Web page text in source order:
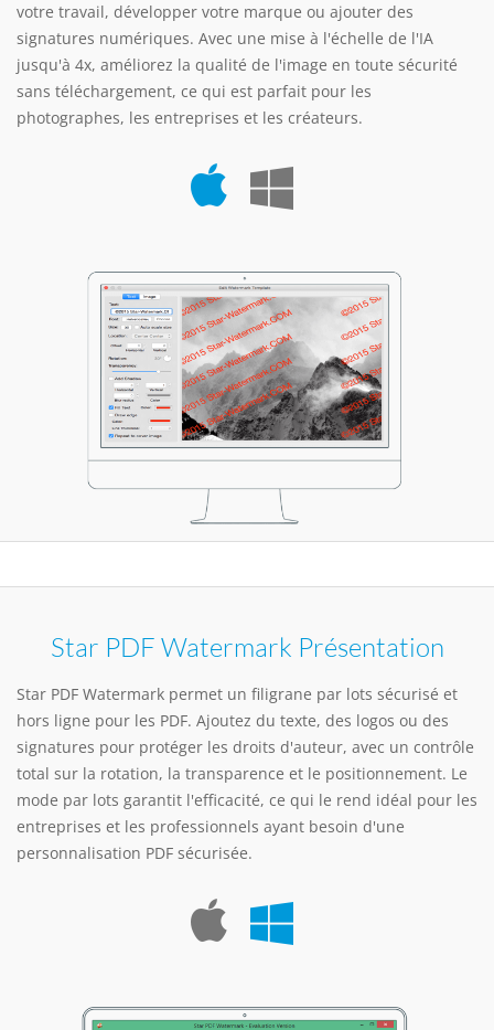
votre travail, développer votre marque ou ajouter des
signatures numériques. Avec une mise à l'échelle de l'IA
jusqu'à 4x, améliorez la qualité de l'image en toute sécurité
sans téléchargement, ce qui est parfait pour les
photographes, les entreprises et les créateurs.
Star PDF Watermark Présentation
Star PDF Watermark permet un filigrane par lots sécurisé et
hors ligne pour les PDF. Ajoutez du texte, des logos ou des
signatures pour protéger les droits d'auteur, avec un contrôle
total sur la rotation, la transparence et le positionnement. Le
mode par lots garantit l'efficacité, ce qui le rend idéal pour les
entreprises et les professionnels ayant besoin d'une
personnalisation PDF sécurisée.